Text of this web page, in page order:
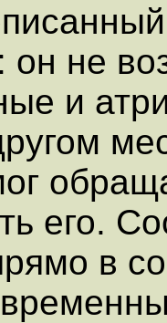
не
и
его.
в